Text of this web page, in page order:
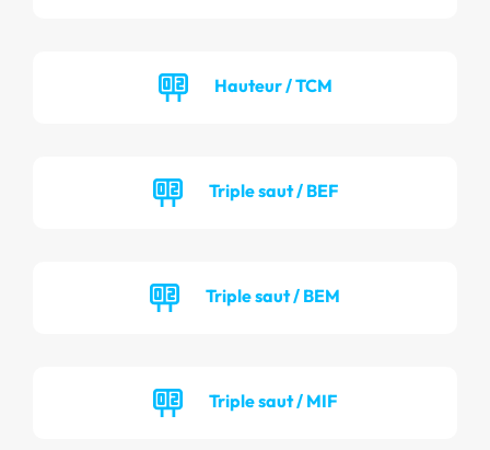
Hauteur / TCM
Triple saut / BEF
Triple saut / BEM
Triple saut / MIF